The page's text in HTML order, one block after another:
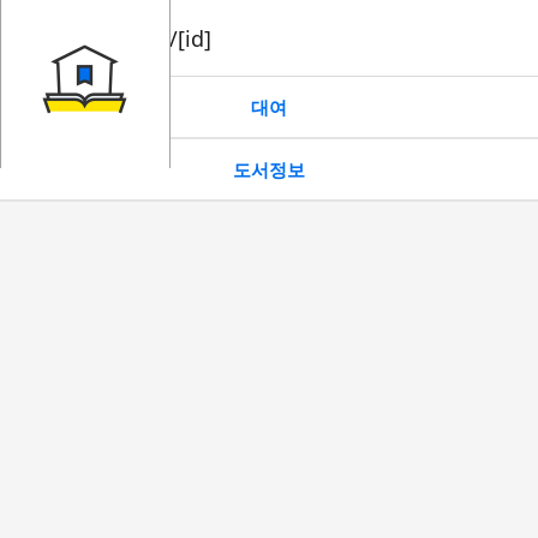
book/rent/[id]
대여
도서정보